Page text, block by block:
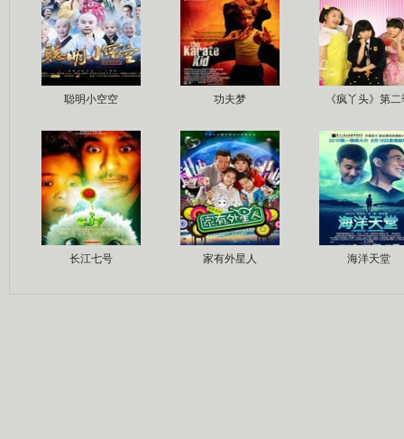
聪明小空空 功夫梦 《疯丫头》第二
长江七号 家有外星人 海洋天堂